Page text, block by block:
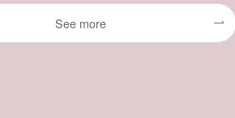
See more